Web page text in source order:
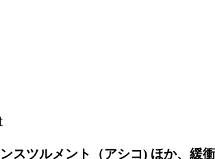
ツルメント（アシコ) ほか、緩